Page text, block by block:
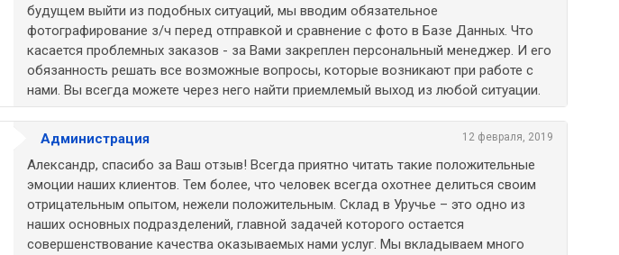
будущем выйти из подобных ситуаций, мы вводим обязательное
фотографирование з/ч перед отправкой и сравнение с фото в Базе Данных. Что
касается проблемных заказов - за Вами закреплен персональный менеджер. И его
обязанность решать все возможные вопросы, которые возникают при работе с
нами. Вы всегда можете через него найти приемлемый выход из любой ситуации.
12 февраля, 2019
Администрация
Александр, спасибо за Ваш отзыв! Всегда приятно читать такие положительные
эмоции наших клиентов. Тем более, что человек всегда охотнее делиться своим
отрицательным опытом, нежели положительным. Склад в Уручье – это одно из
наших основных подразделений, главной задачей которого остается
совершенствование качества оказываемых нами услуг. Мы вкладываем много